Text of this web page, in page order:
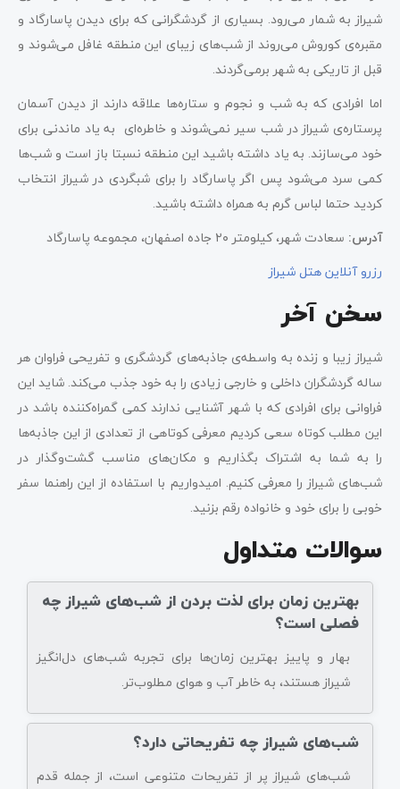
شیراز به شمار می‌رود. بسیاری از گردشگرانی که برای دیدن پاسارگاد و
مقبره‌ی کوروش می‌روند از شب‌های زیبای این منطقه غافل می‌شوند و
قبل از تاریکی به شهر برمی‌گردند.
اما افرادی که به شب و نجوم و ستاره‌ها علاقه دارند از دیدن آسمان
پرستاره‌ی شیراز در شب سیر نمی‌شوند و خاطره‌ای به یاد ماندنی برای
خود می‌سازند. به یاد داشته باشید این منطقه نسبتا باز است و شب‌ها
کمی سرد می‌شود پس اگر پاسارگاد را برای شبگردی در شیراز انتخاب
کردید حتما لباس گرم به همراه داشته باشید.
آدرس: سعادت شهر، کیلومتر ۲۰ جاده اصفهان، مجموعه پاسارگاد
رزرو آنلاین هتل شیراز
سخن آخر
شیراز زیبا و زنده به واسطه‌ی جاذبه‌های گردشگری و تفریحی فراوان هر
ساله گردشگران داخلی و خارجی زیادی را به خود جذب می‌کند. شاید این
فراوانی برای افرادی که با شهر آشنایی ندارند کمی گمراه‌کننده باشد در
این مطلب کوتاه سعی کردیم معرفی کوتاهی از تعدادی از این جاذبه‌ها
را به شما به اشتراک بگذاریم و مکان‌‌های مناسب گشت‌وگذار در
شب‌های شیراز را معرفی کنیم. امیدواریم با استفاده از این راهنما سفر
خوبی را برای خود و خانواده رقم بزنید.
سوالات متداول
بهترین زمان برای لذت بردن از شب‌های شیراز چه
فصلی است؟
بهار و پاییز بهترین زمان‌ها برای تجربه شب‌های دل‌انگیز
شیراز هستند، به خاطر آب و هوای مطلوب‌تر.
شب‌های شیراز چه تفریحاتی دارد؟
شب‌های شیراز پر از تفریحات متنوعی است، از جمله قدم